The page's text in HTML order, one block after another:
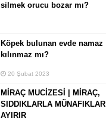
silmek orucu bozar mı?
Köpek bulunan evde namaz
kılınmaz mı?
20 Şubat 2023
MİRAÇ MUCİZESİ | MİRAÇ,
SIDDIKLARLA MÜNAFIKLARI
AYIRIR